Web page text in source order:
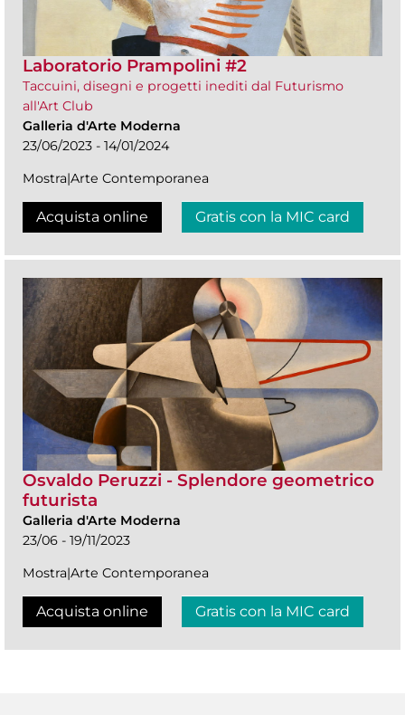
Laboratorio Prampolini #2
Taccuini, disegni e progetti inediti dal Futurismo
all'Art Club
Galleria d'Arte Moderna
23/06/2023 - 14/01/2024
Mostra|Arte Contemporanea
Acquista online Gratis con la MIC card
Osvaldo Peruzzi - Splendore geometrico
futurista
Galleria d'Arte Moderna
23/06 - 19/11/2023
Mostra|Arte Contemporanea
Acquista online Gratis con la MIC card